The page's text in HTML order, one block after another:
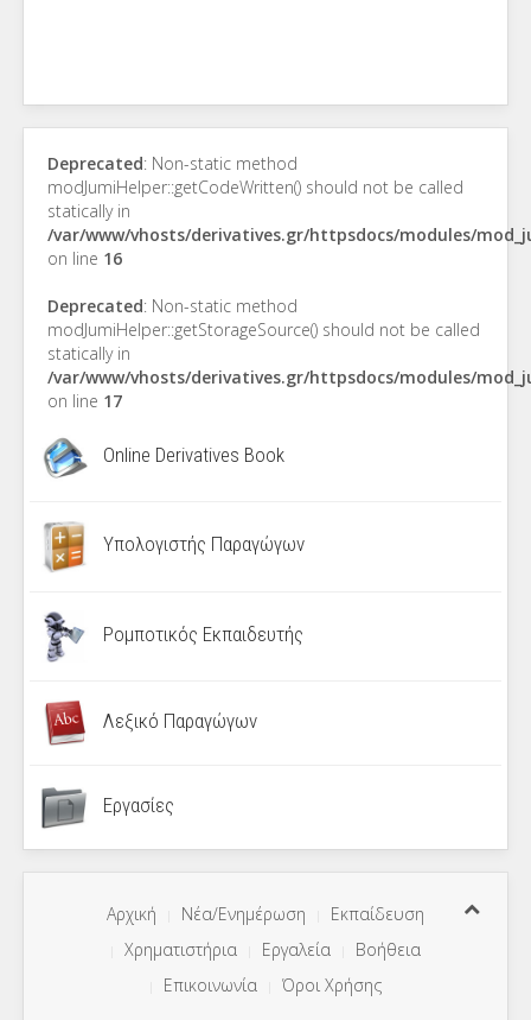
Deprecated: Non-static method
modJumiHelper::getCodeWritten() should not be called
statically in
/var/www/vhosts/derivatives.gr/httpsdocs/modules/
on line 16
Deprecated: Non-static method
modJumiHelper::getStorageSource() should not be called
statically in
/var/www/vhosts/derivatives.gr/httpsdocs/modules/
on line 17
Online Derivatives Book
Υπολογιστής Παραγώγων
Ρομποτικός Εκπαιδευτής
Λεξικό Παραγώγων
Εργασίες
Αρχική Νέα/Ενημέρωση
Εκπαίδευση
Χρηματιστήρια
Εργαλεία
Βοήθεια
Επικοινωνία
Όροι Χρήσης